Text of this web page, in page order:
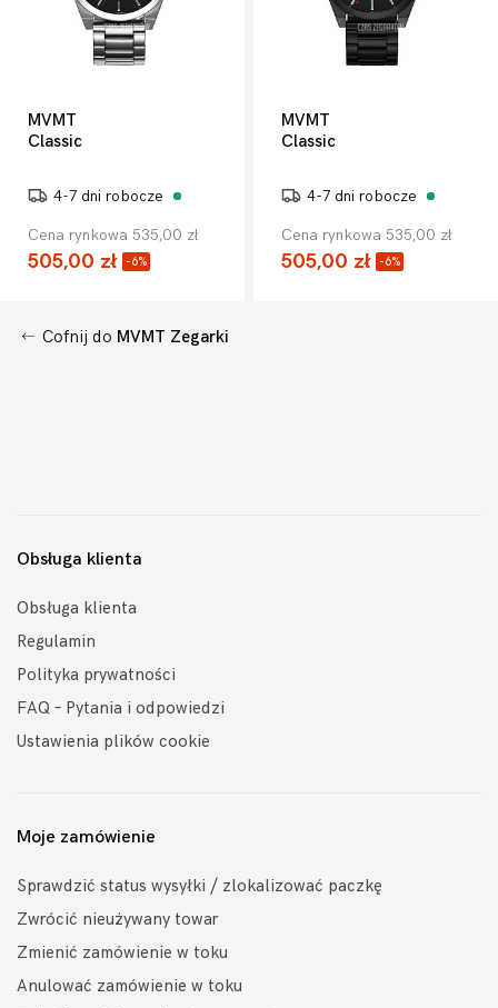
MVMT
Classic
4-7 dni robocze
Cena rynkowa 535,00 zł
505,00 zł -6%
MVMT
Classic
4-7 dni robocze
Cena rynkowa 535,00 zł
505,00 zł -6%
Cofnij do MVMT Zegarki
Obsługa klienta
Obsługa klienta
Regulamin
Polityka prywatności
FAQ – Pytania i odpowiedzi
Ustawienia plików cookie
Moje zamówienie
Sprawdzić status wysyłki / zlokalizować paczkę
Zwrócić nieużywany towar
Zmienić zamówienie w toku
Anulować zamówienie w toku